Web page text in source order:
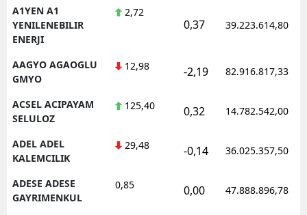
A1YEN A1
YENILENEBILIR
ENERJI
2,72
0,37 39.223.614,80
AAGYO AGAOGLU
GMYO
12,98 -2,19 82.916.817,33
ACSEL ACIPAYAM
SELULOZ
125,40 0,32 14.782.542,00
ADEL ADEL
KALEMCILIK
29,48 -0,14 36.025.357,50
ADESE ADESE
GAYRIMENKUL
0,85 0,00 47.888.896,78